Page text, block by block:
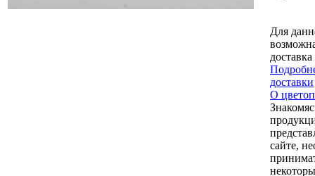
Для
доставка
доставки
О
сайте,